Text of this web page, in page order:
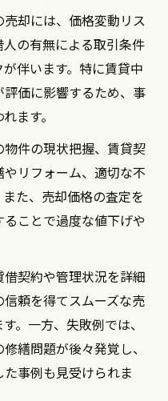
き税金の仕組み
主な税金の種類と特
却と譲渡税の基本
金の計算方法を解説
立つ特例や控除の活
に確認したい申告
却には、価格変動リス
の有無による取引条件
伴います。特に賃貸中
価に影響するため、事
ます。
件の現状把握、賃貸契
リフォーム、適切な不
た、売却価格の査定を
ことで過度な値下げや
契約や管理状況を詳細
頼を得てスムーズな売
。一方、失敗例では、
繕問題が後々発覚し、
事例も見受けられま